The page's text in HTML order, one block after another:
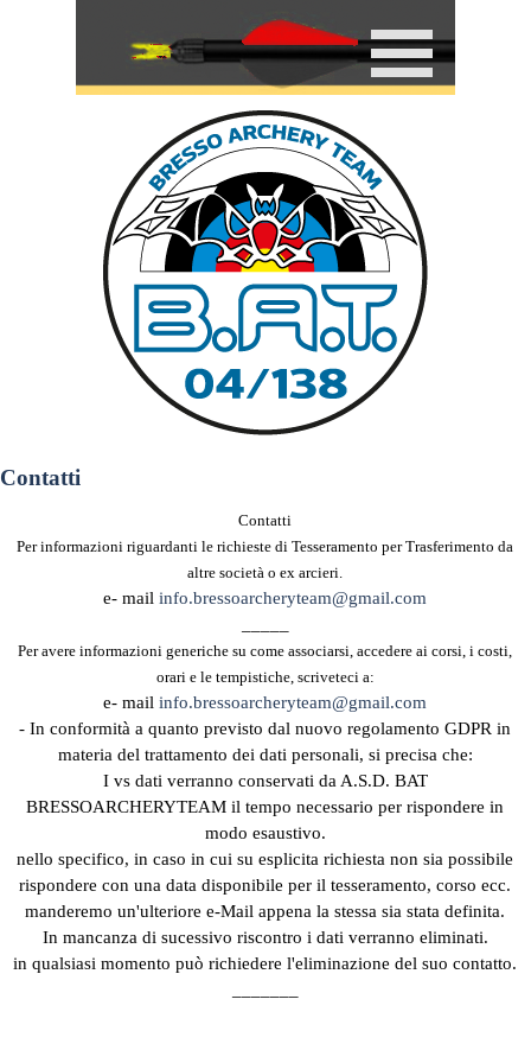
Contatti
Contatti
Per informazioni riguardanti le richieste di Tesseramento per Trasferimento da
altre società o ex arcieri.
e- mail info.bressoarcheryteam@gmail.com
Per avere informazioni generiche su come associarsi, accedere ai corsi, i costi,
orari e le tempistiche, scriveteci a:
e- mailinfo.bressoarcheryteam@gmail.com
- In conformità a quanto previsto dal nuovo regolamento GDPR in
materia del trattamento dei dati personali, si precisa che:
I vs dati verranno conservati da A.S.D. BAT
BRESSOARCHERYTEAMil tempo necessario per rispondere in
modo esaustivo.
nello specifico, in caso in cui su esplicita richiesta non sia possibile
rispondere con una data disponibile per il tesseramento, corso ecc.
manderemo un'ulteriore e-Mail appena la stessa sia stata definita.
In mancanza di sucessivo riscontro i dati verranno eliminati.
in qualsiasi momento può richiedere l'eliminazione del suo contatto.